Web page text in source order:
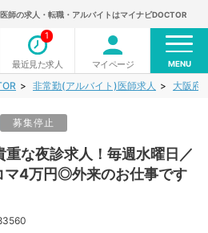
医師の求人・転職・アルバイトはマイナビDOCTOR
最近見た求人
1
マイページ MENU
非常勤(アルバイト)医師求人 大阪府
募集停止
重な夜診求人！毎週水曜日／
4万円◎外来のお仕事です